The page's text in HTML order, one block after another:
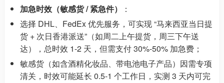
加急时效（敏感货 / 紧急件）
：
选择 DHL、FedEx 优先服务，可实现 “马来西亚当日提
货 + 次日香港派送”（如周二上午提货，周三下午送
达），总时效 1-2 天，但需支付 30%-50% 加急费；
敏感货（如含酒精化妆品、带电池电子产品）因需专项
清关，时效可能延长 0.5-1 个工作日，实测 3 天内可完